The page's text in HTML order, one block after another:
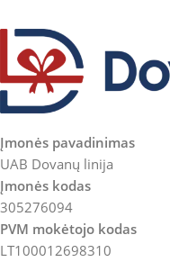
Įmonės pavadinimas
UAB Dovanų linija
Įmonės kodas
305276094
PVM mokėtojo kodas
LT100012698310